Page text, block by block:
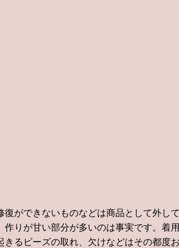
ができないものなどは商品として外
りが甘い部分が多いのは事実です。
るビーズの取れ、欠けなどはその都度